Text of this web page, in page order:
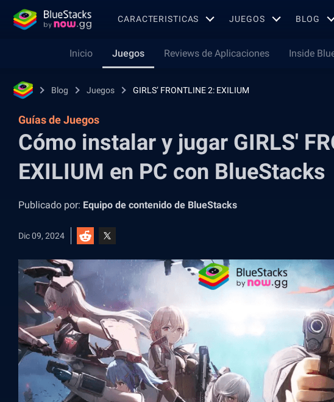
CARACTERISTICAS JUEGOS BLOG
Inicio Juegos Reviews de Aplicaciones Inside
Blog Juegos GIRLS’ FRONTLINE 2: EXILIUM
Guías de Juegos
Cómo instalar y jugar GIRLS'
EXILIUM en PC con BlueStacks
Publicado por: Equipo de contenido de BlueStacks
Dic 09, 2024